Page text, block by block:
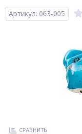
Артикул: 063-005
СРАВНИТЬ